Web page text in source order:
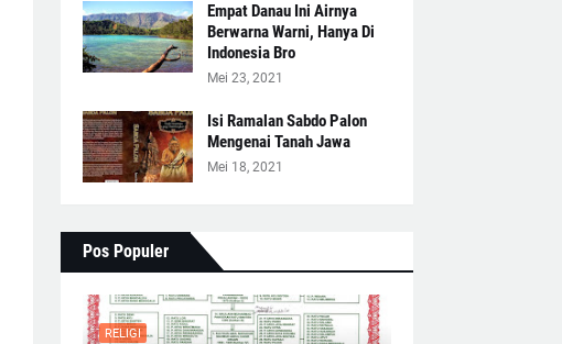
Empat Danau Ini Airnya
Berwarna Warni, Hanya Di
Indonesia Bro
Mei 23, 2021
Isi Ramalan Sabdo Palon
Mengenai Tanah Jawa
Mei 18, 2021
Pos Populer
RELIGI